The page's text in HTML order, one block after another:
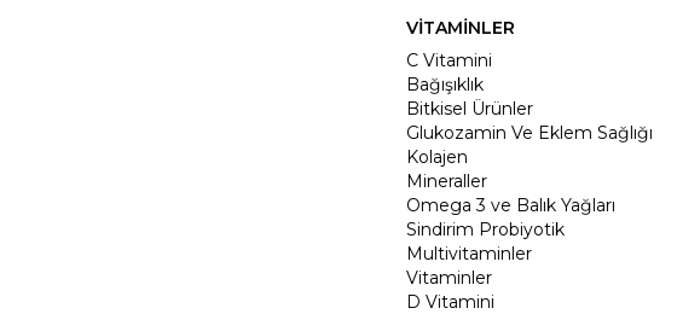
VİTAMİNLER
C Vitamini
Bağışıklık
Bitkisel Ürünler
Glukozamin Ve Eklem Sağlığı
Kolajen
Mineraller
Omega 3 ve Balık Yağları
Sindirim Probiyotik
Multivitaminler
Vitaminler
D Vitamini